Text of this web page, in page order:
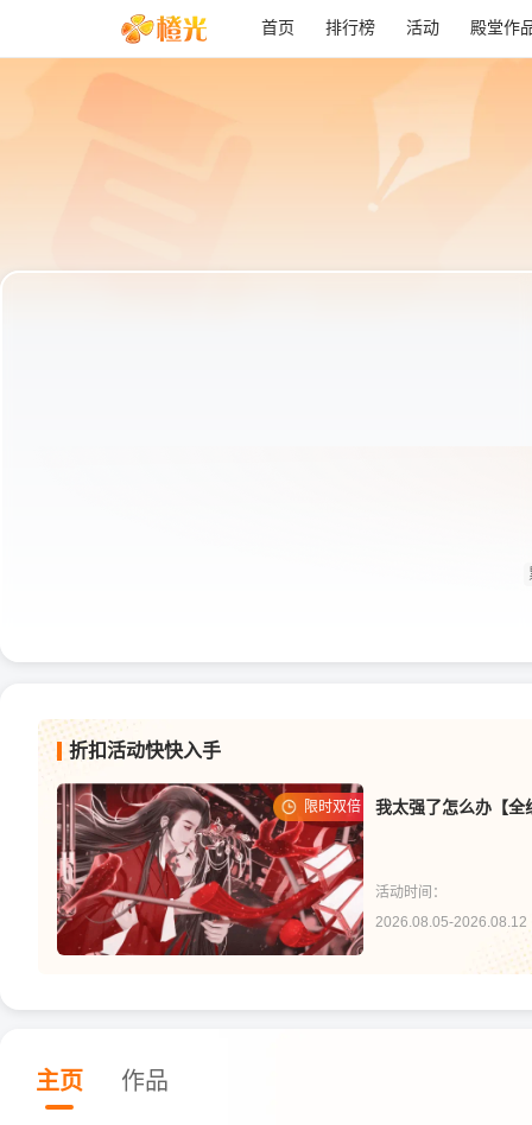
首页 排行榜 活动 殿堂作
折扣活动快快入手
限时双倍
活动时间：
2026.08.05-2026.08.12
主页 作品